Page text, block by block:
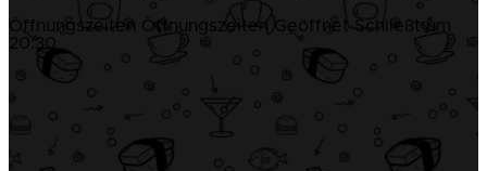
Öffnungszeiten Öffnungszeiten Geöffnet Schließt um
20:30